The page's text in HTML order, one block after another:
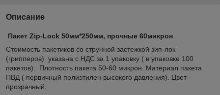
Описание
Пакет Zip-Lock 50мм*250мм, прочные 60микрон
Стоимость пакетиков со струнной застежкой зип-лок
(грипперов) указана с НДС за 1 упаковку ( в упаковке 100
пакетов). Плотность пакета 50-60 микрон. Материал пакета
ПВД ( первичный полиэтилен высокого давления). Цвет -
прозрачный.